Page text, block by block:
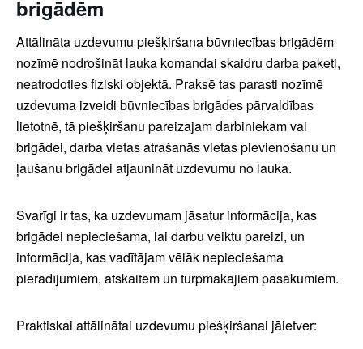
brigādēm
Attālināta uzdevumu piešķiršana būvniecības brigādēm
nozīmē nodrošināt lauka komandai skaidru darba paketi,
neatrodoties fiziski objektā. Praksē tas parasti nozīmē
uzdevuma izveidi būvniecības brigādes pārvaldības
lietotnē, tā piešķiršanu pareizajam darbiniekam vai
brigādei, darba vietas atrašanās vietas pievienošanu un
ļaušanu brigādei atjaunināt uzdevumu no lauka.
Svarīgi ir tas, ka uzdevumam jāsatur informācija, kas
brigādei nepieciešama, lai darbu veiktu pareizi, un
informācija, kas vadītājam vēlāk nepieciešama
pierādījumiem, atskaitēm un turpmākajiem pasākumiem.
Praktiskai attālinātai uzdevumu piešķiršanai jāietver: